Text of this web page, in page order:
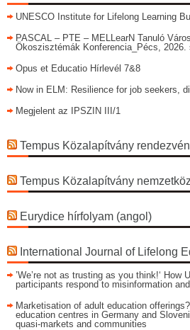
UNESCO Institute for Lifelong Learning
PASCAL – PTE – MELLearN Tanuló
Ökoszisztémák Konferencia_Pécs, 2026.
Opus et Educatio Hírlevél 7&8
Now in ELM: Resilience for job seekers,
Megjelent az IPSZIN III/1
Tempus Közalapítvány
Tempus Közalapítvány
Eurydice hírfolyam (angol)
International Journal of Lifelong
’We’re not as trusting as you think!‘ How
participants respond to misinformation
Marketisation of adult education
education centres in Germany and
quasi-markets and communities